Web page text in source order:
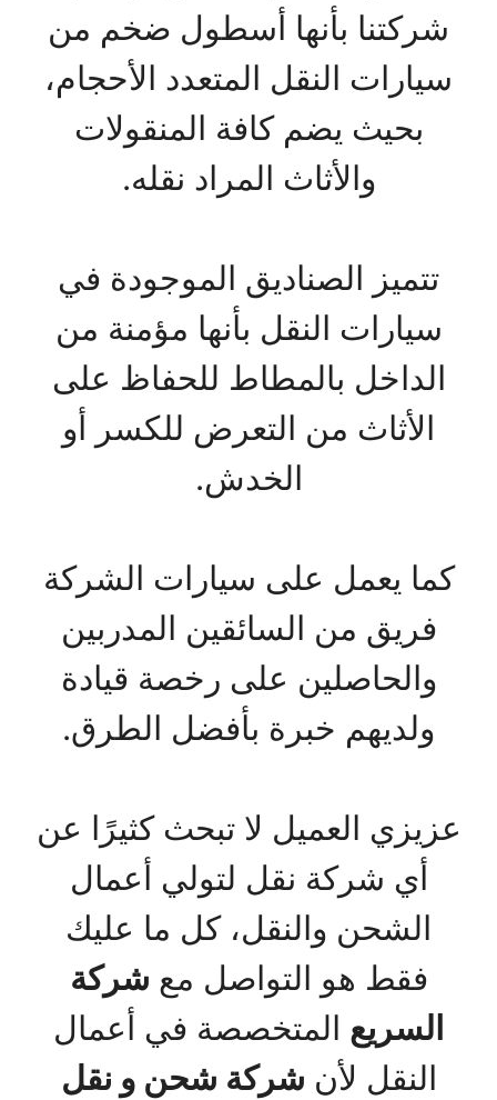
شركتنا بأنها أسطول ضخم من
سيارات النقل المتعدد الأحجام،
بحيث يضم كافة المنقولات
والأثاث المراد نقله.
تتميز الصناديق الموجودة في
سيارات النقل بأنها مؤمنة من
الداخل بالمطاط للحفاظ على
الأثاث من التعرض للكسر أو
الخدش.
كما يعمل على سيارات الشركة
فريق من السائقين المدربين
والحاصلين على رخصة قيادة
ولديهم خبرة بأفضل الطرق.
عزيزي العميل لا تبحث كثيرًا عن
أي شركة نقل لتولي أعمال
الشحن والنقل، كل ما عليك
فقط هو التواصل مع شركة
السريع المتخصصة في أعمال
النقل لأن شركة شحن و نقل